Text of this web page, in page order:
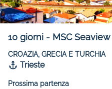
10 giorni - MSC Seaview
CROAZIA, GRECIA E TURCHIA
Trieste
Prossima partenza